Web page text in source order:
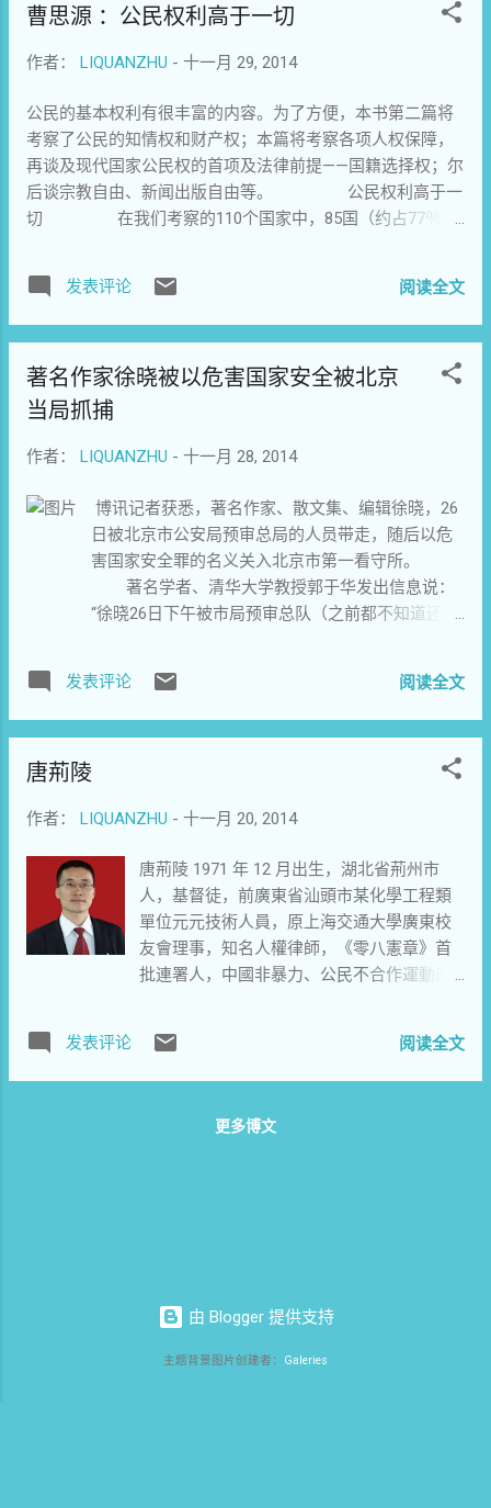
牲值得吗？然而，怎么能预知未来？怎么可
只要问自己愿意不愿意做、能不能承担后果
就行了。对于要不要救张俭，当时你已想得
通透亦很坦然，只是我们都忘了讨论一个问
题：如果你是张俭，你当如何自处呢？ 真是
无解的道德困境。每个人都有投鼠忌器的东
西，金钱、名誉、荣誉感、尊严、家人、好
互竞赛，比试谁能更新颖、更深刻、更立体的引介西方现代
民主的主题。王若望先生即是其中言论最大胆的自由作家之
一。实在的说，这些自由的传播者及其全国的同道，当时在
学术专业性方面或许有所欠缺，但他们的言行透出了一种法
国启蒙运动学者那种无畏而激烈的思想气质，展示了人类精
神品格原初的理想性、纯真性和简单性，这在某种意义上奠
定了后来三十年中国自由民主理想主义者的精神基调，我本
人可以说就是在这场“小阳春”中获得启蒙的，是这些自由的传
学者，我的知识库或许稍稍偏重于对中西古典名著中的理论
是一九八零年代自由精神的产儿。 自倾听王若望先生演讲前
后的那段时间开始，我就是各类学术讲座政治...
活都是活生生的——活生生的孤寂、活生生的缓慢还有活生生
时代的徐晓提供了滋养生命的血液和空气使她成长。 30年之
《半生为人》里。在书里，徐晓对一段监狱生活的描述翔实
细致。阳光把窗棂的阴影投在墙壁上，狱中的人靠阴影的移
动和季节的变换来判断时间。在狱中，人的听觉变得异常敏
感，能从独轮车发出的吱呦声听出是装水的木捅还是装饭的
铁桶，能从脚步的轻重和节奏中听出是哪位队长值班。牢房
上却刺眼地亮在头顶，让人没有美梦、没有幻想，也感觉不
于是你无处可逃。你能看到的只有那盏灯，还有小小的一块
老太太，把家里的缝纫机搬到一起，从童装厂拿来一些裁
片，然后把它们轧成衣服，做成裤子什么的。跟徐晓一起的
见希望的日子。 后来的日子被徐晓形容为“自我拯救”的日
小，特别怕事，没有勇气的人，其实就是你被压垮了。后来
的日子就是我有意识地强化自己的时候，鼓励自己不能被压
垮，要尝试勇气，要把勇气外化表现出来，我要向自己证明
不会被压垮。” 这是个人的体验，也是一代人的经历。1975
年，红卫兵中的精英们在经历“文革”风暴的洗礼、经历知青岁
陷于反省之中从书籍中寻求出路。他们共同经历了中国在“文
文化复兴的时刻...
曹思源 ：公民权利高于一切
作者： LIQUANZHU - 十一月 29, 2014
公民的基本权利有很丰富的内容。为了方便，本书第二篇将
考察了公民的知情权和财产权；本篇将考察各项人权保障，
再谈及现代国家公民权的首项及法律前提——国籍选择权；尔
后谈宗教自由、新闻出版自由等。 公民权利高于一
切 在我们考察的110个国家中，85国（约占77％）
务，是各国的普遍要求。这诸多义务可以分为两类：一类是
强制性义务，违者属违宪罪，必遭起诉；另一类，则属非强
制性义务，批评教育也就行了。值得注意的是，世界上几乎
国家把公民履行义务作为其享受公民权利的前提。在共和制
国家的宪法中理所当然是公民权利高于一切。
都把公民必须承担的强制性的义务写进入宪法，诸如：
法纳税的义务； 3.公民有依法服兵役，保卫国家的
义务； 4.公民有遵守公共秩序的义务； 5.
父母有抚养、教育和保护子女的义务； 6.子女有照
料父母的义务。 以上六项强制性义务的共同特点
是，一旦违反这些义务，导致严重后果，便可能被提起诉
应该履行的、得到社会普遍公认的强制性义务写进宪法，当
然是有必要的。 2、非强制性义务
大千世界，无奇不有。有些国家把一些并非宪
1.乌克兰宪法规定323：夫妻双方在婚姻和家庭问题
妻享有绝对平等的权利和义务。 3.西班牙宪法规定
加拉瓜宪法规定326：欠债还钱是每个本国或外国公民的义
务。 5.萨尔瓦多宪法规定327：雇主有为女工设置
并维持婴儿床位和育儿室的义务。 6.圣克里斯托弗
和尼维斯联邦宪法规定328：公民有义务同心协力实现国家理
想。 7.危地马拉宪法规定329：所有的人都有义务
有一些，不再列举）本身的倾向性都不错，...
发表评论 阅读全文
著名作家徐晓被以危害国家安全被北京
当局抓捕
作者： LIQUANZHU - 十一月 28, 2014
博讯记者获悉，著名作家、散文集、编辑徐晓，26
日被北京市公安局预审总局的人员带走，随后以危
害国家安全罪的名义关入北京市第一看守所。
著名学者、清华大学教授郭于华发出信息说：
“徐晓26日下午被市局预审总队（之前都不知道还有
去了预审大队（在窦各庄），询问结果是人在一
看，罪名是危害国家安全；但家属要求送钱和衣物
国》，看看他在汉堡的‘第十一个词’说了什么？ 看看
生于上海，长于北京。1981年毕业于北京师范大学
中文系。1973年，徐晓邂逅了赵一凡。在那里，她
第一次看到了赵振开的诗。从此，她人生的轨迹彻
底改变了。1975年，徐晓与赵一凡一起因莫须有罪
名被捕入狱。 1979年起开始发表短篇小
晓编辑出版过多部影响巨大的书籍，其中她最为满
《逆风飞扬》，并帮助出版了北岛散文集《失败之
书》。 除了徐晓之外，还有其他人也被抓。网
友“高冬梅”在推特上透露：“我知道的还有其他人，
发表评论 阅读全文
唐荊陵
作者： LIQUANZHU - 十一月 20, 2014
唐荊陵 1971 年 12 月出生，湖北省荊州市
人，基督徒，前廣東省汕頭市某化學工程類
單位元元技術人員，原上海交通大學廣東校
友會理事，知名人權律師，《零八憲章》首
批連署人，中國非暴力、公民不合作運動的
類聲援活動，如孫志剛案網名連署反對強制
收容遣送，大陸公民連署反對香港 23 條立
普及法律知識，以及多起因網路發言而被當
經磨難，不僅被吊銷律師執業證，且長期遭
蹤等政治迫害，但其依然堅持關注人權，參
发表评论 阅读全文
更多博文
由 Blogger 提供支持
主题背景图片创建者： Galeries